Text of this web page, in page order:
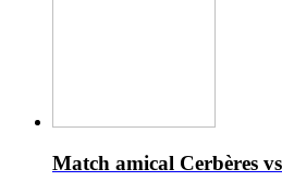
Match amical Cerbères